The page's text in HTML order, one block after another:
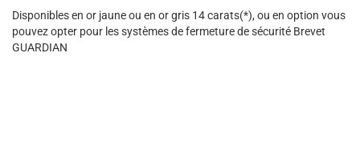
Disponibles en or jaune ou en or gris 14 carats(*), ou en option vous
pouvez opter pour les systèmes de fermeture de sécurité Brevet
GUARDIAN